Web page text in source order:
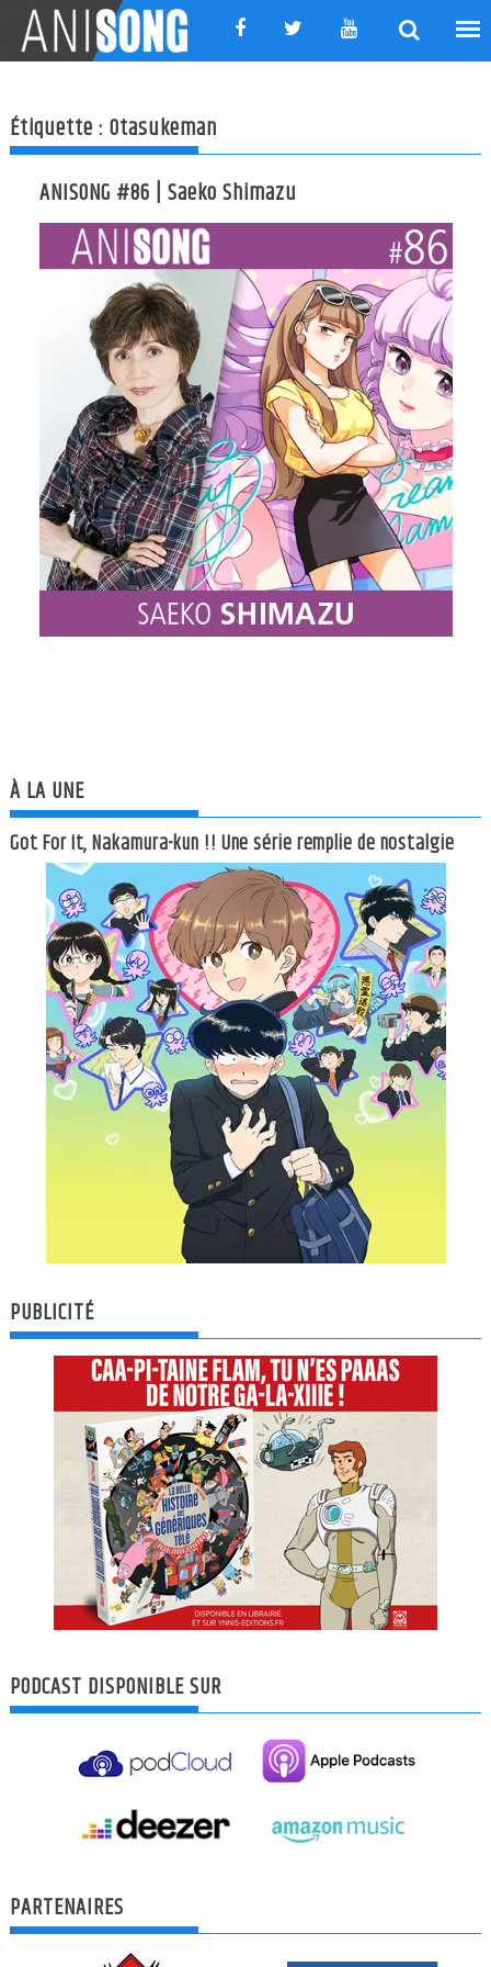
content
Étiquette :Otasukeman
ANISONG #86 | Saeko Shimazu
À LA UNE
Got For It, Nakamura-kun !! Une série remplie de nostalgie
PUBLICITÉ
PODCAST DISPONIBLE SUR
PARTENAIRES